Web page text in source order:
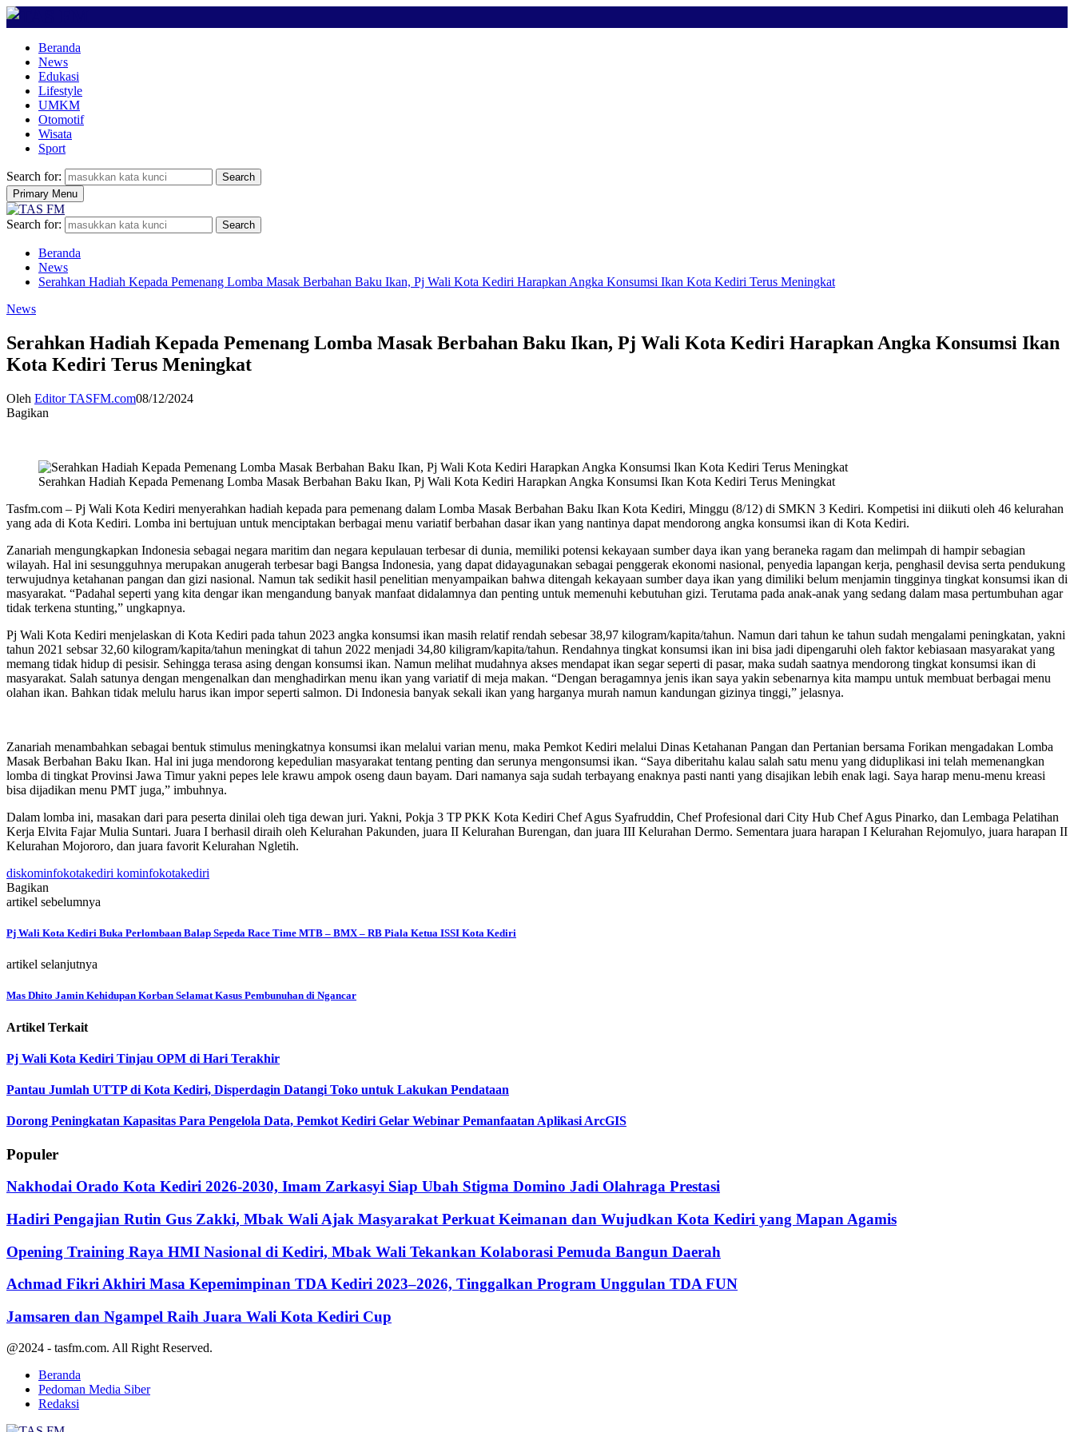
Beranda
News
Edukasi
Lifestyle
UMKM
Otomotif
Wisata
Sport
Search for:
Search
Primary Menu
Search for: Search
Beranda
News
Serahkan Hadiah Kepada Pemenang Lomba Masak Berbahan Baku Ikan, Pj Wali Kota Kediri Harapkan Angka Konsumsi Ikan Kota Kediri Terus Meningkat
News
Serahkan Hadiah Kepada Pemenang Lomba Masak Berbahan Baku Ikan, Pj Wali Kota Kediri Harapkan Angka Konsumsi Ikan
Kota Kediri Terus Meningkat
Oleh Editor TASFM.com08/12/2024
Bagikan
Serahkan Hadiah Kepada Pemenang Lomba Masak Berbahan Baku Ikan, Pj Wali Kota Kediri Harapkan Angka Konsumsi Ikan Kota Kediri Terus Meningkat
Tasfm.com – Pj Wali Kota Kediri menyerahkan hadiah kepada para pemenang dalam Lomba Masak Berbahan Baku Ikan Kota Kediri, Minggu (8/12) di SMKN 3 Kediri. Kompetisi ini diikuti oleh 46 kelurahan
yang ada di Kota Kediri. Lomba ini bertujuan untuk menciptakan berbagai menu variatif berbahan dasar ikan yang nantinya dapat mendorong angka konsumsi ikan di Kota Kediri.
Zanariah mengungkapkan Indonesia sebagai negara maritim dan negara kepulauan terbesar di dunia, memiliki potensi kekayaan sumber daya ikan yang beraneka ragam dan melimpah di hampir sebagian
wilayah. Hal ini sesungguhnya merupakan anugerah terbesar bagi Bangsa Indonesia, yang dapat didayagunakan sebagai penggerak ekonomi nasional, penyedia lapangan kerja, penghasil devisa serta pendukung
terwujudnya ketahanan pangan dan gizi nasional. Namun tak sedikit hasil penelitian menyampaikan bahwa ditengah kekayaan sumber daya ikan yang dimiliki belum menjamin tingginya tingkat konsumsi ikan di
masyarakat. “Padahal seperti yang kita dengar ikan mengandung banyak manfaat didalamnya dan penting untuk memenuhi kebutuhan gizi. Terutama pada anak-anak yang sedang dalam masa pertumbuhan agar
tidak terkena stunting,” ungkapnya.
Pj Wali Kota Kediri menjelaskan di Kota Kediri pada tahun 2023 angka konsumsi ikan masih relatif rendah sebesar 38,97 kilogram/kapita/tahun. Namun dari tahun ke tahun sudah mengalami peningkatan, yakni
tahun 2021 sebsar 32,60 kilogram/kapita/tahun meningkat di tahun 2022 menjadi 34,80 kiligram/kapita/tahun. Rendahnya tingkat konsumsi ikan ini bisa jadi dipengaruhi oleh faktor kebiasaan masyarakat yang
memang tidak hidup di pesisir. Sehingga terasa asing dengan konsumsi ikan. Namun melihat mudahnya akses mendapat ikan segar seperti di pasar, maka sudah saatnya mendorong tingkat konsumsi ikan di
masyarakat. Salah satunya dengan mengenalkan dan menghadirkan menu ikan yang variatif di meja makan. “Dengan beragamnya jenis ikan saya yakin sebenarnya kita mampu untuk membuat berbagai menu
olahan ikan. Bahkan tidak melulu harus ikan impor seperti salmon. Di Indonesia banyak sekali ikan yang harganya murah namun kandungan gizinya tinggi,” jelasnya.
Zanariah menambahkan sebagai bentuk stimulus meningkatnya konsumsi ikan melalui varian menu, maka Pemkot Kediri melalui Dinas Ketahanan Pangan dan Pertanian bersama Forikan mengadakan Lomba
Masak Berbahan Baku Ikan. Hal ini juga mendorong kepedulian masyarakat tentang penting dan serunya mengonsumsi ikan. “Saya diberitahu kalau salah satu menu yang diduplikasi ini telah memenangkan
lomba di tingkat Provinsi Jawa Timur yakni pepes lele krawu ampok oseng daun bayam. Dari namanya saja sudah terbayang enaknya pasti nanti yang disajikan lebih enak lagi. Saya harap menu-menu kreasi
bisa dijadikan menu PMT juga,” imbuhnya.
Dalam lomba ini, masakan dari para peserta dinilai oleh tiga dewan juri. Yakni, Pokja 3 TP PKK Kota Kediri Chef Agus Syafruddin, Chef Profesional dari City Hub Chef Agus Pinarko, dan Lembaga Pelatihan
Kerja Elvita Fajar Mulia Suntari. Juara I berhasil diraih oleh Kelurahan Pakunden, juara II Kelurahan Burengan, dan juara III Kelurahan Dermo. Sementara juara harapan I Kelurahan Rejomulyo, juara harapan II
Kelurahan Mojororo, dan juara favorit Kelurahan Ngletih.
diskominfokotakediri kominfokotakediri
Bagikan
artikel sebelumnya
Pj Wali Kota Kediri Buka Perlombaan Balap Sepeda Race Time MTB – BMX – RB Piala Ketua ISSI Kota Kediri
artikel selanjutnya
Mas Dhito Jamin Kehidupan Korban Selamat Kasus Pembunuhan di Ngancar
Artikel Terkait
Pj Wali Kota Kediri Tinjau OPM di Hari Terakhir
Pantau Jumlah UTTP di Kota Kediri, Disperdagin Datangi Toko untuk Lakukan Pendataan
Dorong Peningkatan Kapasitas Para Pengelola Data, Pemkot Kediri Gelar Webinar Pemanfaatan Aplikasi ArcGIS
Populer
Nakhodai Orado Kota Kediri 2026-2030, Imam Zarkasyi Siap Ubah Stigma Domino Jadi Olahraga Prestasi
Hadiri Pengajian Rutin Gus Zakki, Mbak Wali Ajak Masyarakat Perkuat Keimanan dan Wujudkan Kota Kediri yang Mapan Agamis
Opening Training Raya HMI Nasional di Kediri, Mbak Wali Tekankan Kolaborasi Pemuda Bangun Daerah
Achmad Fikri Akhiri Masa Kepemimpinan TDA Kediri 2023–2026, Tinggalkan Program Unggulan TDA FUN
Jamsaren dan Ngampel Raih Juara Wali Kota Kediri Cup
@2024 - tasfm.com. All Right Reserved.
Beranda
Pedoman Media Siber
Redaksi